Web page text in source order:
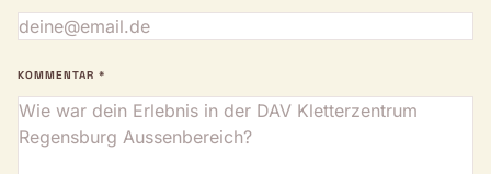
KOMMENTAR *